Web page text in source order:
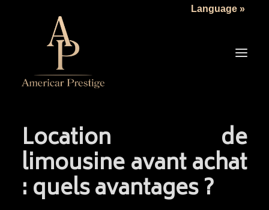
LA SOCIÉTÉ
LES VÉHICULES
TARIFS
SERVICES
Location de
limousine avant achat
: quels avantages ?
Language »